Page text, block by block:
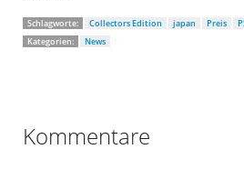
Schlagworte: Collectors Edition japan Preis
Kategorien:
News
Kommentare